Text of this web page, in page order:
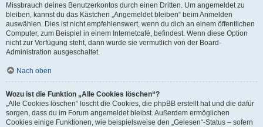
Missbrauch deines Benutzerkontos durch einen Dritten. Um angemeldet zu
bleiben, kannst du das Kästchen „Angemeldet bleiben“ beim Anmelden
auswählen. Dies ist nicht empfehlenswert, wenn du dich an einem öffentlichen
Computer, zum Beispiel in einem Internetcafé, befindest. Wenn diese Option
nicht zur Verfügung steht, dann wurde sie vermutlich von der Board-
Administration ausgeschaltet.
Nach oben
Wozu ist die Funktion „Alle Cookies löschen“?
„Alle Cookies löschen“ löscht die Cookies, die phpBB erstellt hat und die dafür
sorgen, dass du im Forum angemeldet bleibst. Außerdem ermöglichen
Cookies einige Funktionen, wie beispielsweise den „Gelesen“-Status – sofern